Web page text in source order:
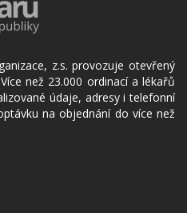
z.s. provozuje otevřený
než 23.000 ordinací a lékařů
údaje, adresy i telefonní
na objednání do více než